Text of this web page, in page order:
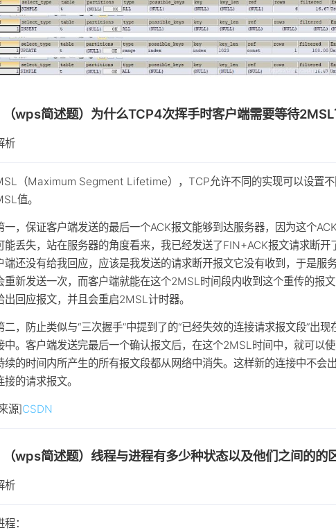
（wps简述题）为什么TCP4次挥手时客户端需要等待2MSL
析
（Maximum Segment Lifetime），TCP允许不同的实现可以设置
值。
一，保证客户端发送的最后一个ACK报文能够到达服务器，因为这个
能丢失，站在服务器的角度看来，我已经发送了FIN+ACK报文请求断开
端还没有给我回应，应该是我发送的请求断开报文它没有收到，于是服
重新发送一次，而客户端就能在这个2MSL时间段内收到这个重传的报
出回应报文，并且会重启2MSL计时器。
二，防止类似与“三次握手”中提到了的“已经失效的连接请求报文段”出现
中。客户端发送完最后一个确认报文后，在这个2MSL时间中，就可以
续的时间内所产生的所有报文段都从网络中消失。这样新的连接中不会
接的请求报文。
源]CSDN
（wps简述题）线程与进程有多少种状态以及他们之间的的
析
程：